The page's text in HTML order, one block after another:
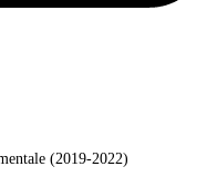
(2019-2022)